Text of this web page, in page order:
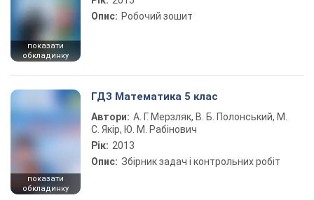
показати
обкладинку
Опис: Робочий зошит
показати
обкладинку
ГДЗ Математика 5 клас
Автори: А. Г. Мерзляк, В. Б. Полонський, М.
С. Якір, Ю. М. Рабінович
Рік: 2013
Опис: Збірник задач і контрольних робіт